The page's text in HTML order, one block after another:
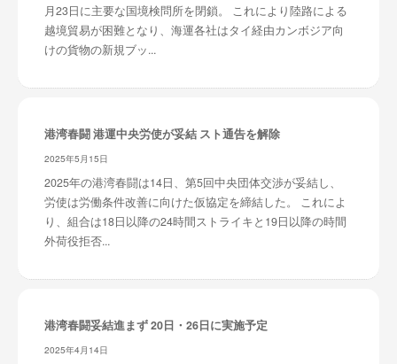
月23日に主要な国境検問所を閉鎖。 これにより陸路による
越境貿易が困難となり、海運各社はタイ経由カンボジア向
けの貨物の新規ブッ...
港湾春闘 港運中央労使が妥結 スト通告を解除
2025年5月15日
2025年の港湾春闘は14日、第5回中央団体交渉が妥結し、
労使は労働条件改善に向けた仮協定を締結した。 これによ
り、組合は18日以降の24時間ストライキと19日以降の時間
外荷役拒否...
港湾春闘妥結進まず 20日・26日に実施予定
2025年4月14日